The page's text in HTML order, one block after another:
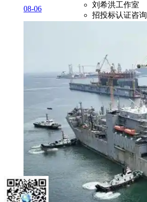
刘希洪工作室
招投标认证咨询
关务合规管理
出海营销管理
国际结算风险
AEO认证咨询
境外安全管理
精益生产管理
供应链管理专项
成功案例
新闻资讯
新闻资讯
知识分享
视频课程
资源下载
넆 AI
08-06